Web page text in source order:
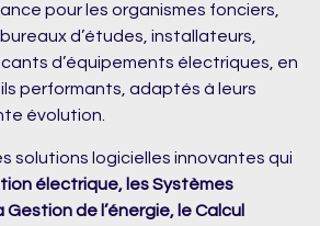
pour les organismes fonciers,
d’études, installateurs,
d’équipements électriques, en
performants, adaptés à leurs
évolution.
solutions logicielles innovantes qui
électrique, les Systèmes
de l’énergie, le Calcul